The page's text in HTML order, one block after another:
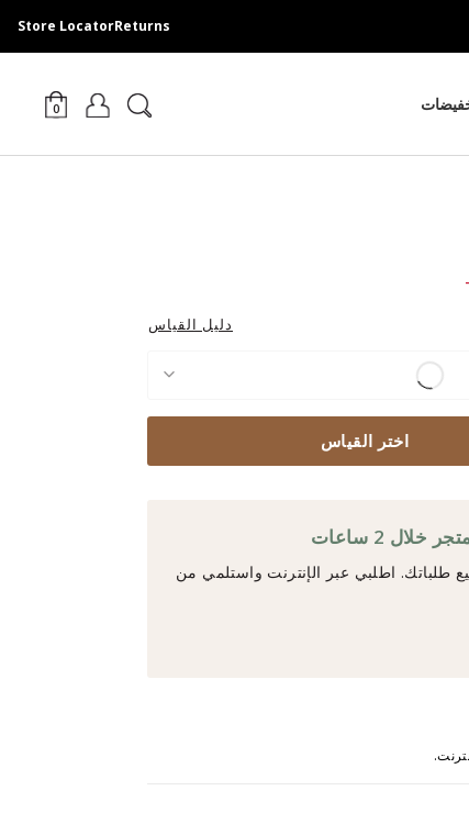
Returns
Store Locator
0
دليل القياس
اختر القياس
2 ساعات
طلباتك. اطلبي عبر الإنترنت واستلمي من